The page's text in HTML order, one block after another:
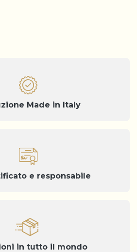
Made in Italy
e responsabile
in tutto il mondo